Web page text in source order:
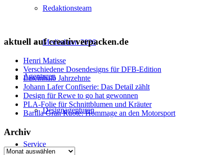
Redaktionsteam
Mediadaten 2026
Agenturen
Designagenturen
Service
aktuell auf creativverpacken.de
Henri Matisse
Verschiedene Dosendesigns für DFB-Edition
Eineinhalb Jahrzehnte
Johann Lafer Confiserie: Das Detail zählt
Design für Rewe to go hat gewonnen
PLA-Folie für Schnittblumen und Kräuter
Barilla Gran Ruote: Hommage an den Motorsport
Archiv
Archiv